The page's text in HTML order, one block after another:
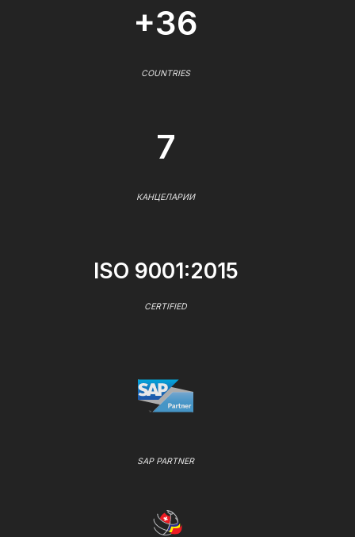
+36
COUNTRIES
7
КАНЦЕЛАРИИ
ISO 9001:2015
CERTIFIED
SAP PARTNER